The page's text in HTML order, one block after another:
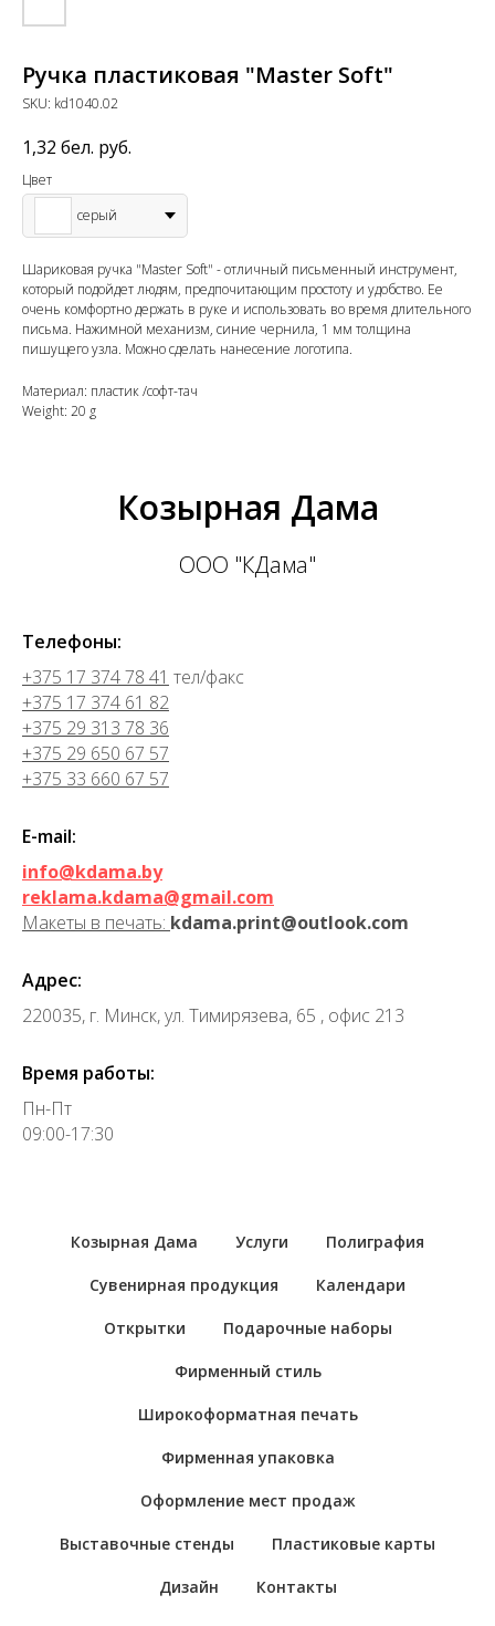
Ручка пластиковая "Master Soft"
SKU: kd1040.02
1,32 бел. руб.
Цвет
серый
Шариковая ручка "Master Soft" - отличный письменный инструмент,
который подойдет людям, предпочитающим простоту и удобство. Ее
очень комфортно держать в руке и использовать во время длительного
письма. Нажимной механизм, синие чернила, 1 мм толщина
пишущего узла. Можно сделать нанесение логотипа.
Материал: пластик /софт-тач
Weight: 20 g
Козырная Дама
ООО "КДама"
Телефоны:
+375 17 374 78 41 тел/факс
+375 17 374 61 82
+375 29 313 78 36
+375 29 650 67 57
+375 33 660 67 57
E-mail:
info@kdama.by
reklama.kdama@gmail.com
Макеты в печать: kdama.print@outlook.com
Адрес:
220035, г. Минск, ул. Тимирязева, 65 , офис 213
Время работы:
Пн-Пт
09:00-17:30
Козырная Дама Услуги Полиграфия
Сувенирная продукция Календари
Открытки Подарочные наборы
Фирменный стиль
Широкоформатная печать
Фирменная упаковка
Оформление мест продаж
Выставочные стенды Пластиковые карты
Дизайн Контакты